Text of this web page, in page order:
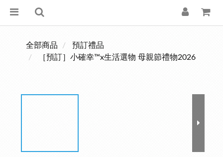
全部商品
預訂禮品
［預訂］小確幸™x生活選物 母親節禮物2026